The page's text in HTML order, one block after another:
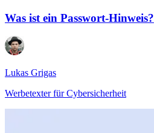
Was ist ein Passwort-Hinweis?
Lukas Grigas
Werbetexter für Cybersicherheit